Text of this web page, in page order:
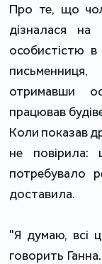
Про те, що
дізналася
особистістю
отримавши
працював
Коли показав
не повірила:
потребувало
доставила.
"Я думаю, всі
говорить